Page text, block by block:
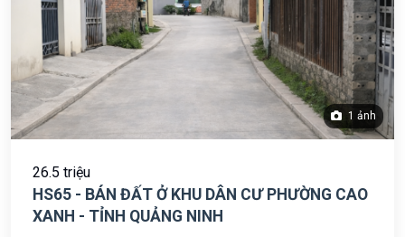
1 ảnh
26.5 triệu
HS65 - BÁN ĐẤT Ở KHU DÂN CƯ PHƯỜNG CAO
XANH - TỈNH QUẢNG NINH